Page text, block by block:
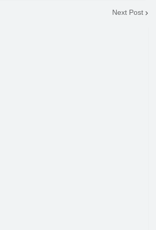
Next Post